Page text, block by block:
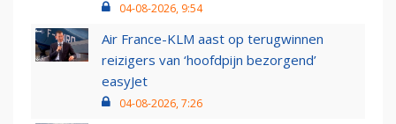
04-08-2026, 9:54
Air France-KLM aast op terugwinnen
reizigers van ‘hoofdpijn bezorgend’
easyJet
04-08-2026, 7:26